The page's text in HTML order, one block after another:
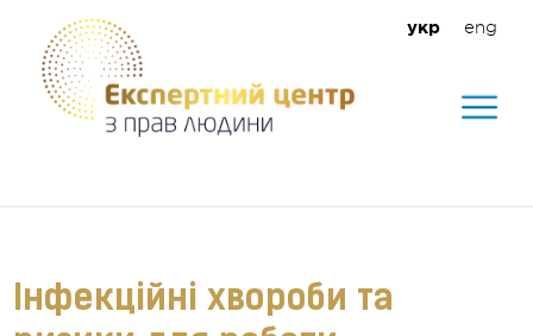
укр eng
Інфекційні хвороби та